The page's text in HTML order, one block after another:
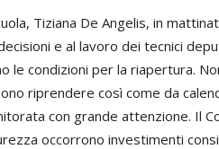
Tiziana De Angelis, in
e al lavoro dei tecnici
le condizioni per la riapertura.
riprendere così come da
con grande attenzione. Il
occorrono investimenti